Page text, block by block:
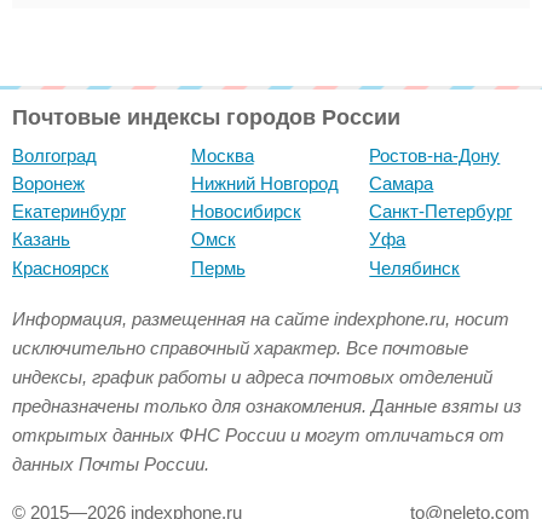
Почтовые индексы городов России
Волгоград
Воронеж
Екатеринбург
Казань
Красноярск
Москва
Нижний Новгород
Новосибирск
Омск
Пермь
Ростов-на-Дону
Самара
Санкт-Петербург
Уфа
Челябинск
Информация, размещенная на сайте indexphone.ru, носит
исключительно справочный характер. Все почтовые
индексы, график работы и адреса почтовых отделений
предназначены только для ознакомления. Данные взяты из
открытых данных ФНС России и могут отличаться от
данных Почты России.
© 2015—2026 indexphone.ru to@neleto.com